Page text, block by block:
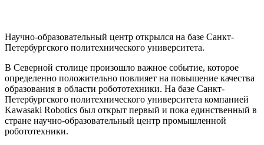
Научно-образовательный центр открылся на базе Санкт-
Петербургского политехнического университета.
В Северной столице произошло важное событие, которое
определенно положительно повлияет на повышение качества
образования в области робототехники. На базе Санкт-
Петербургского политехнического университета компанией
Kawasaki Robotics был открыт первый и пока единственный в
стране научно-образовательный центр промышленной
робототехники.